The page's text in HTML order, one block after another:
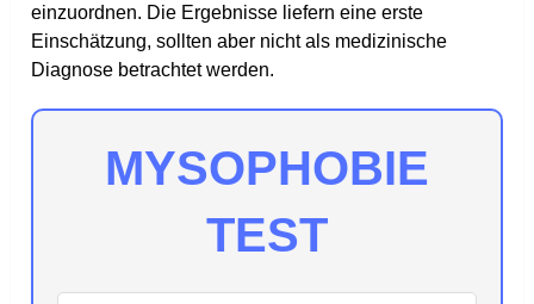
einzuordnen. Die Ergebnisse liefern eine erste
Einschätzung, sollten aber nicht als medizinische
Diagnose betrachtet werden.
MYSOPHOBIE
TEST